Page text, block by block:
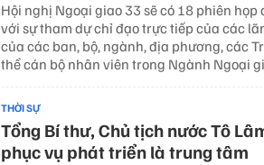
Hội nghị Ngoại giao 33 sẽ có 18 phiên
với sự tham dự chỉ đạo trực tiếp của các
của các ban, bộ, ngành, địa phương, các
thể cán bộ nhân viên trong Ngành Ngoại
THỜI SỰ
Tổng Bí thư, Chủ tịch nước Tô
phục vụ phát triển là trung tâm